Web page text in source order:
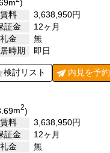
m )
賃料
3,638,950円
証金
12ヶ月
礼金
無
時期
即日
検討リスト 内見を予約
m2)
賃料
3,638,950円
証金
12ヶ月
礼金
無